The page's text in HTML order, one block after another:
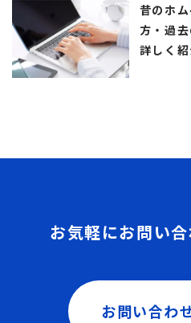
昔のホ
方・過
詳しく
お気軽にお問い合
お問い合わ